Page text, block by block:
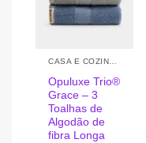
The
options
be
chosen
on
the
product
Opuluxe Trio®
Grace – 3
Toalhas de
Algodão de
fibra Longa